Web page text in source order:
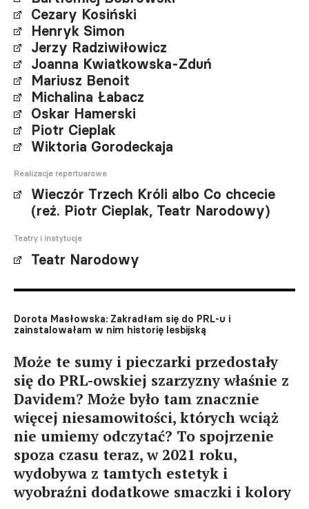
Cezary Kosiński
Henryk Simon
Jerzy Radziwiłowicz
Joanna Kwiatkowska-Zduń
Mariusz Benoit
Michalina Łabacz
Oskar Hamerski
Piotr Cieplak
Wiktoria Gorodeckaja
Realizacje repertuarowe
Wieczór Trzech Króli albo Co chcecie
(reż. Piotr Cieplak, Teatr Narodowy)
Teatry i instytucje
Teatr Narodowy
Dorota Masłowska: Zakradłam się do PRL-u i
zainstalowałam w nim historię lesbijską
Może te sumy i pieczarki przedostały
się do PRL-owskiej szarzyzny właśnie z
Davidem? Może było tam znacznie
więcej niesamowitości, których wciąż
nie umiemy odczytać? To spojrzenie
spoza czasu teraz, w 2021 roku,
wydobywa z tamtych estetyk i
wyobraźni dodatkowe smaczki i kolory